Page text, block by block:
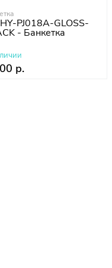
PJ018A-GLOSS-
- Банкетка
р.